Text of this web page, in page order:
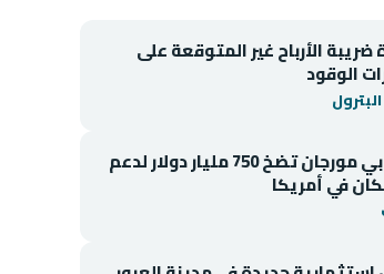
ضريبة الأرباح غير المتوقعة على
الوقود
جيه بي مورجان تضخ 750 مليار دولار لدعم
في أمريكا